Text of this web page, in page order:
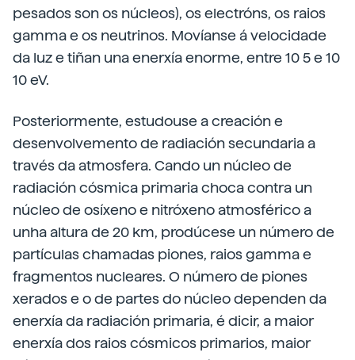
pesados son os núcleos), os electróns, os raios
gamma e os neutrinos. Movíanse á velocidade
da luz e tiñan una enerxía enorme, entre 10 5 e 10
10 eV.
Posteriormente, estudouse a creación e
desenvolvemento de radiación secundaria a
través da atmosfera. Cando un núcleo de
radiación cósmica primaria choca contra un
núcleo de osíxeno e nitróxeno atmosférico a
unha altura de 20 km, prodúcese un número de
partículas chamadas piones, raios gamma e
fragmentos nucleares. O número de piones
xerados e o de partes do núcleo dependen da
enerxía da radiación primaria, é dicir, a maior
enerxía dos raios cósmicos primarios, maior